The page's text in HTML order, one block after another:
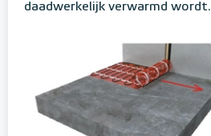
daadwerkelijk verwarmd wordt.